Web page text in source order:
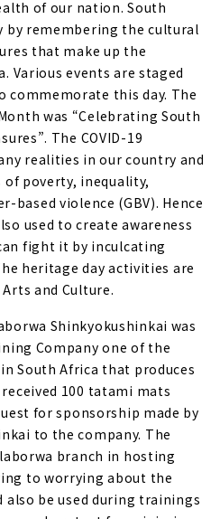
of our nation. South
by remembering the cultural
that make up the
Various events are staged
this day. The
was “Celebrating South
The COVID-19
realities in our country and
of poverty, inequality,
based violence (GBV). Hence
used to create awareness
fight it by inculcating
heritage day activities are
and Culture.
Shinkyokushinkai was
Company one of the
South Africa that produces
100 tatami mats
for sponsorship made by
to the company. The
branch in hosting
to worrying about the
be used during trainings